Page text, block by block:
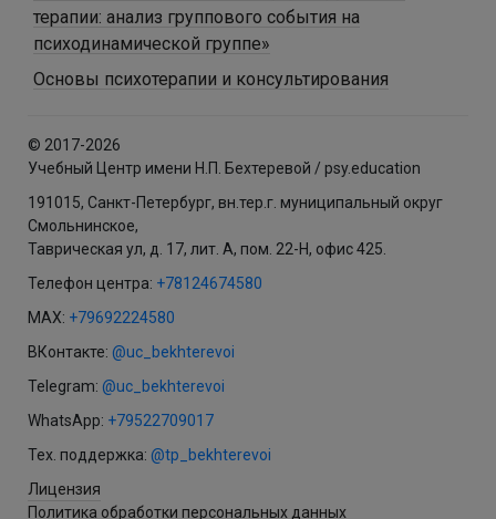
терапии: анализ группового события на
психодинамической группе»
Основы психотерапии и консультирования
© 2017-2026
Учебный Центр имени Н.П. Бехтеревой / psy.education
191015, Санкт-Петербург, вн.тер.г. муниципальный округ
Смольнинское,
Таврическая ул, д. 17, лит. А, пом. 22-Н, офис 425.
Телефон центра: +78124674580
MAX: +79692224580
ВКонтакте: @uc_bekhterevoi
Telegram: @uc_bekhterevoi
WhatsApp: +79522709017
Тех. поддержка: @tp_bekhterevoi
Лицензия
Политика обработки персональных данных